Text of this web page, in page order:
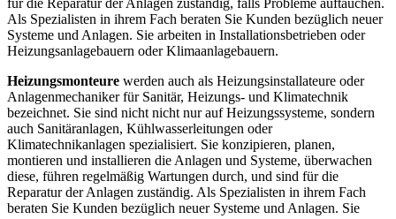
Als Spezialisten in ihrem Fach beraten Sie Kunden bezüglich neuer
Systeme und Anlagen. Sie arbeiten in Installationsbetrieben oder
Heizungsanlagebauern oder Klimaanlagebauern.
Heizungsmonteure werden auch als Heizungsinstallateure oder
Anlagenmechaniker für Sanitär, Heizungs- und Klimatechnik
bezeichnet. Sie sind nicht nicht nur auf Heizungssysteme, sondern
auch Sanitäranlagen, Kühlwasserleitungen oder
Klimatechnikanlagen spezialisiert. Sie konzipieren, planen,
montieren und installieren die Anlagen und Systeme, überwachen
diese, führen regelmäßig Wartungen durch, und sind für die
Reparatur der Anlagen zuständig. Als Spezialisten in ihrem Fach
beraten Sie Kunden bezüglich neuer Systeme und Anlagen. Sie